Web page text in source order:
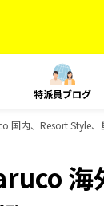
特派員ブログ
内、Resort Style